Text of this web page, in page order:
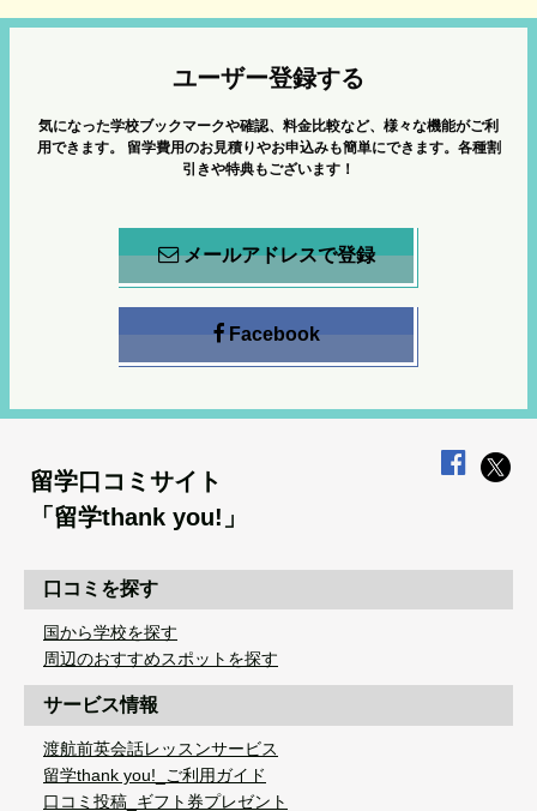
ユーザー登録する
気になった学校ブックマークや確認、料金比較など、様々な機能がご利
用できます。
留学費用のお見積りやお申込みも簡単にできます。各種割
引きや特典もございます！
メールアドレスで登録
Facebook
留学口コミサイト
「留学thank you!」
口コミを探す
国から学校を探す
周辺のおすすめスポットを探す
サービス情報
渡航前英会話レッスンサービス
留学thank you!_ご利用ガイド
口コミ投稿_ギフト券プレゼント